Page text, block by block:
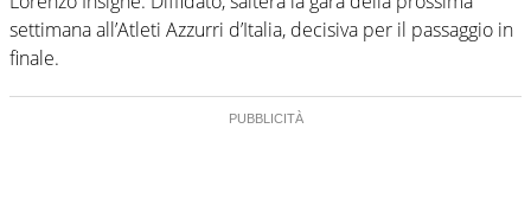
settimana all’Atleti Azzurri d’Italia, decisiva per il passaggio in
finale.